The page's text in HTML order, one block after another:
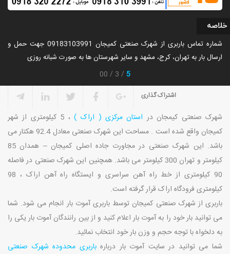
خلاصه
شماره تماس باربری از شهرک صنعتی کمیجان 09183103991 جهت حمل و
ارسال بار به تهران، کرج، مشهد و سایر شهرستان ها به صورت شبانه روزی
5
3
00
اشتراک گذاری
شهرک صنعتی کیمجان در استان مرکزی ( اراک )
، 5 کیلومتری از شهر
کمیجان واقع شده است . مساحت این شهرک صنعتی معادل 92.4 هکتار می
باشد. این شهرک صنعتی در مجاورت جاده اصلی کمیجان – همدان 85
کیلومتر و تهران 300 کیلومتر می باشد. همچنین این شهرک صنعتی در فاصله
90 کیلومتری از خط راه آهن سراسری و ایستگاه راه آهن اراک ، 98
کیلومتری فرودگاه اراک قرار گرفته است.
باربری از شهرک صنعتی کمیجان توسط باربری آموت بار انجام می شود. شما
می توانید بار خود را به آموت بار اعلام کنید و از بین رانندگان آموت بار یکی را
به دلخواه با توجه حجم و وزن بار خود انتخاب نمائید.
شما می توانید در سایت آموت بار دربارهباربری محدوده شهرک صنعتی